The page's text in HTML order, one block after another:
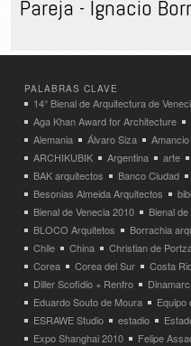
Pareja - Ignacio
PALABRAS CLAVE
14° Bienal de Arquitectura de
Aga Khan Award for Architecture
Alemania
Álvaro Siza
ARCHIKUBIK
Argentina arte
BAK arquitectos
Banco Ciudad
Besonias Almeida Arquitectos
Bienal de Venecia 2010
Bienal
BLOCO Arquitetos
Borrachia
Chile
China Christian de
Corea
Corea del Sur Costa
Diller Scofidio + Renfro
Eduardo Souto de Moura
Equipo
ESRAWE Studio
estadio
Expo Shanghai 2010
Felipe